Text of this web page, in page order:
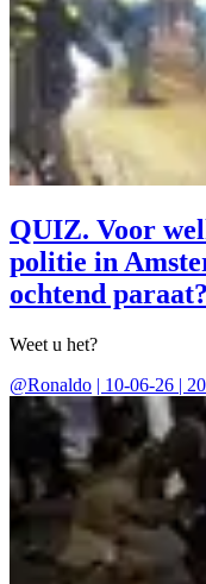
QUIZ. Voor
politie in
ochtend paraat?
Weet u het?
@Ronaldo | 10-06-26 |